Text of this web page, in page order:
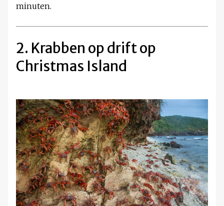
minuten.
2. Krabben op drift op
Christmas Island